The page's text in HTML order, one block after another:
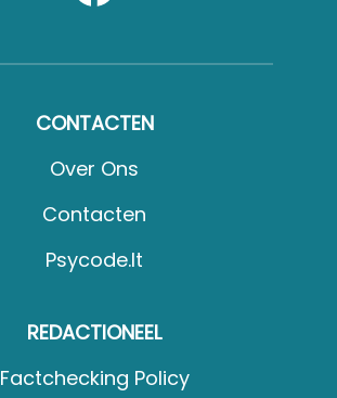
CONTACTEN
Over Ons
Contacten
Psycode.it
REDACTIONEEL
Factchecking Policy